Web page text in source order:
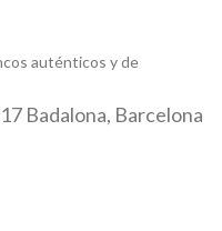
auténticos y de
Badalona, Barcelona